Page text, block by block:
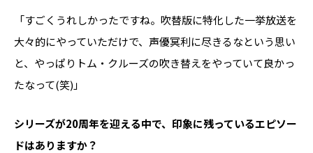
「すごくうれしかったですね。吹替版に特化した一挙放送を
大々的にやっていただけで、声優冥利に尽きるなという思い
と、やっぱりトム・クルーズの吹き替えをやっていて良かっ
たなって(笑)」
――シリーズが20周年を迎える中で、印象に残っているエピソー
ドはありますか？